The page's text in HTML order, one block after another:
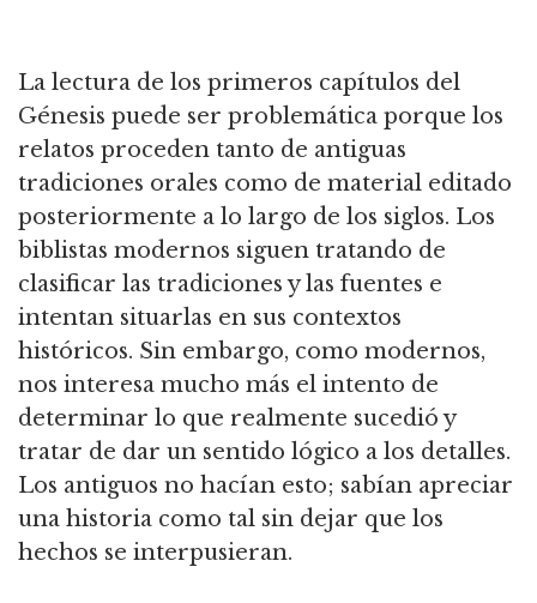
La lectura de los primeros capítulos del
Génesis puede ser problemática porque los
relatos proceden tanto de antiguas
tradiciones orales como de material editado
posteriormente a lo largo de los siglos. Los
biblistas modernos siguen tratando de
clasificar las tradiciones y las fuentes e
intentan situarlas en sus contextos
históricos. Sin embargo, como modernos,
nos interesa mucho más el intento de
determinar lo que realmente sucedió y
tratar de dar un sentido lógico a los detalles.
Los antiguos no hacían esto; sabían apreciar
una historia como tal sin dejar que los
hechos se interpusieran.